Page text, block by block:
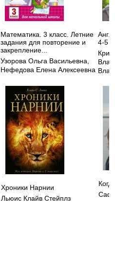
Математика. 3 класс. Летние
задания для повторение и
закрепление...
Узорова Ольга Васильевна
Нефедова Елена Алексеевна
4-5
Хроники Нарнии
Льюис Клайв Стейплз